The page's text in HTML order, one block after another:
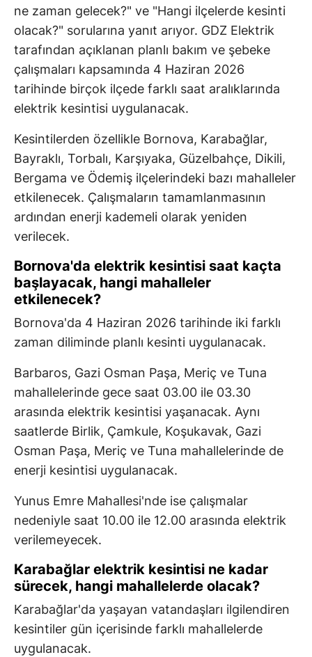
ne zaman gelecek?" ve "Hangi ilçelerde kesinti
olacak?" sorularına yanıt arıyor. GDZ Elektrik
tarafından açıklanan planlı bakım ve şebeke
çalışmaları kapsamında 4 Haziran 2026
tarihinde birçok ilçede farklı saat aralıklarında
elektrik kesintisi uygulanacak.
Kesintilerden özellikle Bornova, Karabağlar,
Bayraklı, Torbalı, Karşıyaka, Güzelbahçe, Dikili,
Bergama ve Ödemiş ilçelerindeki bazı mahalleler
etkilenecek. Çalışmaların tamamlanmasının
ardından enerji kademeli olarak yeniden
verilecek.
Bornova'da elektrik kesintisi saat kaçta
başlayacak, hangi mahalleler
etkilenecek?
Bornova'da 4 Haziran 2026 tarihinde iki farklı
zaman diliminde planlı kesinti uygulanacak.
Barbaros, Gazi Osman Paşa, Meriç ve Tuna
mahallelerinde gece saat 03.00 ile 03.30
arasında elektrik kesintisi yaşanacak. Aynı
saatlerde Birlik, Çamkule, Koşukavak, Gazi
Osman Paşa, Meriç ve Tuna mahallelerinde de
enerji kesintisi uygulanacak.
Yunus Emre Mahallesi'nde ise çalışmalar
nedeniyle saat 10.00 ile 12.00 arasında elektrik
verilemeyecek.
Karabağlar elektrik kesintisi ne kadar
sürecek, hangi mahallelerde olacak?
Karabağlar'da yaşayan vatandaşları ilgilendiren
kesintiler gün içerisinde farklı mahallelerde
uygulanacak.